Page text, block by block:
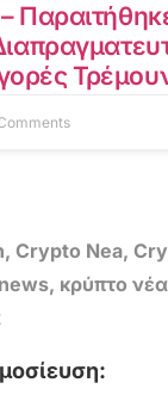
, Crypto Nea,
, κρύπτο νέα